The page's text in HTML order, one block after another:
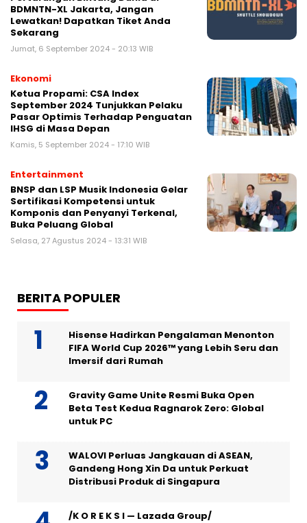
BDMNTN-XL Jakarta, Jangan
Lewatkan! Dapatkan Tiket Anda
Sekarang
Jumat, 6 September 2024 - 20:13 WIB
Ekonomi
Ketua Propami: CSA Index
September 2024 Tunjukkan Pelaku
Pasar Optimis Terhadap Penguatan
IHSG di Masa Depan
Kamis, 5 September 2024 - 17:10 WIB
Entertainment
BNSP dan LSP Musik Indonesia Gelar
Sertifikasi Kompetensi untuk
Komponis dan Penyanyi Terkenal,
Buka Peluang Global
Selasa, 27 Agustus 2024 - 13:31 WIB
BERITA POPULER
Hisense Hadirkan Pengalaman Menonton
FIFA World Cup 2026™ yang Lebih Seru dan
Imersif dari Rumah
Gravity Game Unite Resmi Buka Open
Beta Test Kedua Ragnarok Zero: Global
untuk PC
WALOVI Perluas Jangkauan di ASEAN,
Gandeng Hong Xin Da untuk Perkuat
Distribusi Produk di Singapura
/K O R E K S I — Lazada Group/